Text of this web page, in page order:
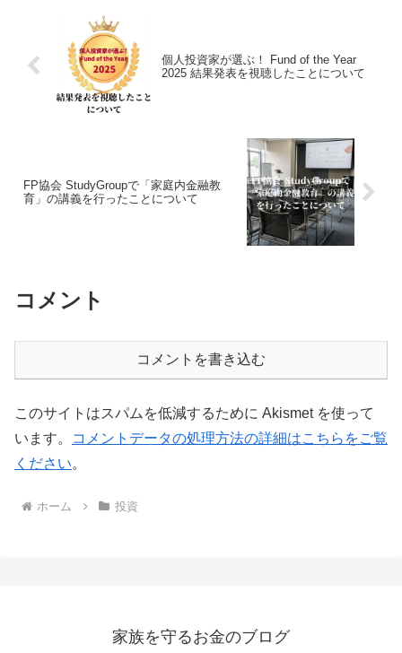
個人投資家が選ぶ！ Fund of the Year
2025 結果発表を視聴したことについて
FP協会 StudyGroupで「家庭内金融教
育」の講義を行ったことについて
コメント
コメントを書き込む
このサイトはスパムを低減するために Akismet を使って
います。
コメントデータの処理方法の詳細はこちらをご覧
ください。
ホーム 投資
家族を守るお金のブログ